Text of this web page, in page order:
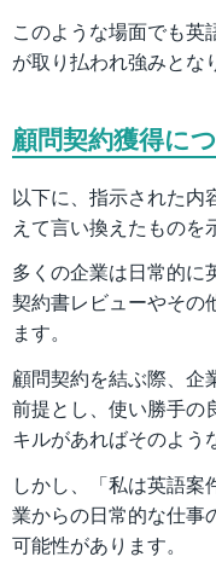
このような場面でも英
が取り払われ強みとな
顧問契約獲得に
以下に、指示された内
えて言い換えたものを
多くの企業は日常的に
契約書レビューやその
ます。
顧問契約を結ぶ際、企
前提とし、使い勝手の
キルがあればそのよう
しかし、「私は英語
業からの日常的な仕事
可能性があります。